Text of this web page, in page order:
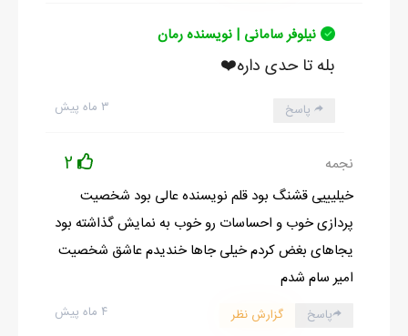
نیلوفر سامانی | نویسنده رمان
بله تا حدی داره❤️
۳ ماه پیش پاسخ
نجمه 2
خیلیییی قشنگ بود قلم نویسنده عالی بود شخصیت
پردازی خوب و احساسات رو خوب به نمایش گذاشته بود
یجاهای بغض کردم خیلی جاها خندیدم عاشق شخصیت
امیر سام شدم
۴ ماه پیش پاسخ گزارش نظر